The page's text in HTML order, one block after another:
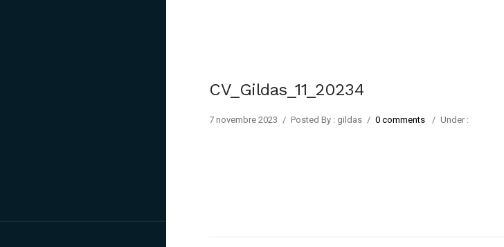
CV_Gildas_11_20234
7 novembre 2023 / Posted By : gildas / 0 comments / Under :